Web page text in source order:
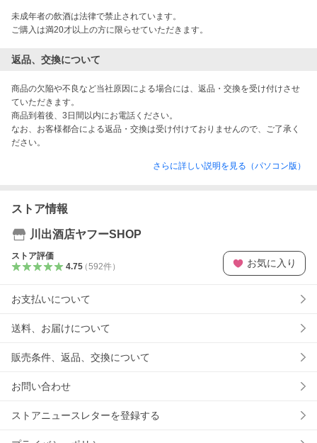
未成年者の飲酒は法律で禁止されています。
ご購入は満20才以上の方に限らせていただきます。
返品、交換について
商品の欠陥や不良など当社原因による場合には、返品・交換を受け付けさせ
ていただきます。
商品到着後、3日間以内にお電話ください。
なお、お客様都合による返品・交換は受け付けておりませんので、ご了承く
ださい。
さらに詳しい説明を見る（パソコン版）
ストア情報
川出酒店ヤフーSHOP
ストア評価
4.75（592件） お気に入り
お支払いについて
送料、お届けについて
販売条件、返品、交換について
お問い合わせ
ストアニュースレターを登録する